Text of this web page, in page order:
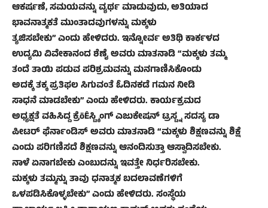
ಆಕರ್ಷಣೆ, ಸಮಯವನ್ನು ವ್ಯರ್ಥ ಮಾಡುವುದು, ಅತಿಯಾದ
ಭಾವನಾತ್ಮಕತೆ ಮುಂತಾದವುಗಳನ್ನು ಮಕ್ಕಳು
ತ್ಯಜಿಸಬೇಕು” ಎಂದು ಹೇಳಿದರು. ಇನ್ನೋರ್ವ ಅತಿಥಿ ಕಾರ್ಕಳದ
ಉದ್ಯಮಿ ವಿವೇಕಾನಂದ ಶೆಣೈ ಅವರು ಮಾತನಾಡಿ “ಮಕ್ಕಳು ತಮ್ಮ
ತಂದೆ ತಾಯಿ ಪಡುವ ಪರಿಶ್ರಮವನ್ನು ಮನಗಾಣಿಸಿಕೊಂಡು
ಅದಕ್ಕೆ ತಕ್ಕ ಪ್ರತಿಫಲ ಸಿಗುವಂತೆ ಓದಿನಕಡೆ ಗಮನ ನೀಡಿ
ಸಾಧನೆ ಮಾಡಬೇಕು” ಎಂದು ಹೇಳಿದರು. ಕಾರ್ಯಕ್ರಮದ
ಅಧ್ಯಕ್ಷತೆ ವಹಿಸಿದ್ದ ಕ್ರೆöÊಸ್ಟ್ಕಿಂಗ್ ಎಜುಕೇಷನ್ ಟ್ರಸ್ಟ್ನ ಸದಸ್ಯ ಡಾ
ಪೀಟರ್ ಫೆರ್ನಾಂಡಿಸ್ ಅವರು ಮಾತನಾಡಿ “ಮಕ್ಕಳು ಶಿಕ್ಷಣವನ್ನು ಶಿಕ್ಷೆ
ಎಂದು ಪರಿಗಣಿಸದೆ ಶಿಕ್ಷಣವನ್ನು ಆನಂದಿಸುತ್ತಾ ಆಸ್ವಾದಿಸಬೇಕು.
ನಾಳೆ ಏನಾಗಬೇಕು ಎಂಬುದನ್ನು ಇವತ್ತೇ ನಿರ್ಧರಿಸಬೇಕು.
ಮಕ್ಕಳು ತಮ್ಮನ್ನು ತಾವು ಧನಾತ್ಮಕ ಬದಲಾವಣೆಗಳಿಗೆ
ಒಳಪಡಿಸಿಕೊಳ್ಳಬೇಕು” ಎಂದು ಹೇಳಿದರು. ಸಂಸ್ಥೆಯ